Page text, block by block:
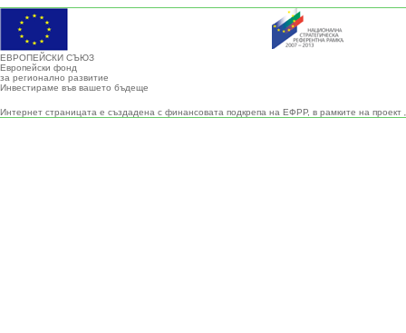
ЕВРОПЕЙСКИ СЪЮЗ
Европейски фонд
за регионално развитие
Инвестираме във вашето бъдеще
Интернет страницата е създадена с финансовата подкрепа на ЕФРР, в рамките на